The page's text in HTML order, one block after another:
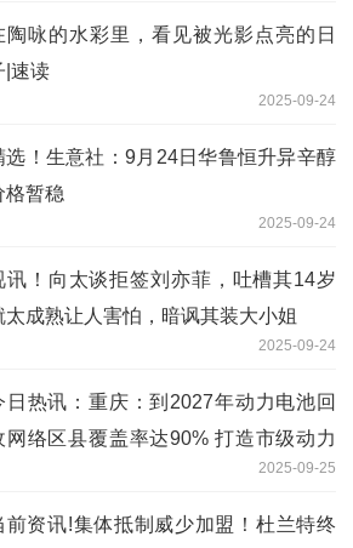
陶咏的水彩里，看见被光影点亮的日
|速读
2025-09-24
选！生意社：9月24日华鲁恒升异辛醇
格暂稳
2025-09-24
讯！向太谈拒签刘亦菲，吐槽其14岁
太成熟让人害怕，暗讽其装大小姐
2025-09-24
日热讯：重庆：到2027年动力电池回
网络区县覆盖率达90% 打造市级动力
2025-09-25
前资讯!集体抵制威少加盟！杜兰特终